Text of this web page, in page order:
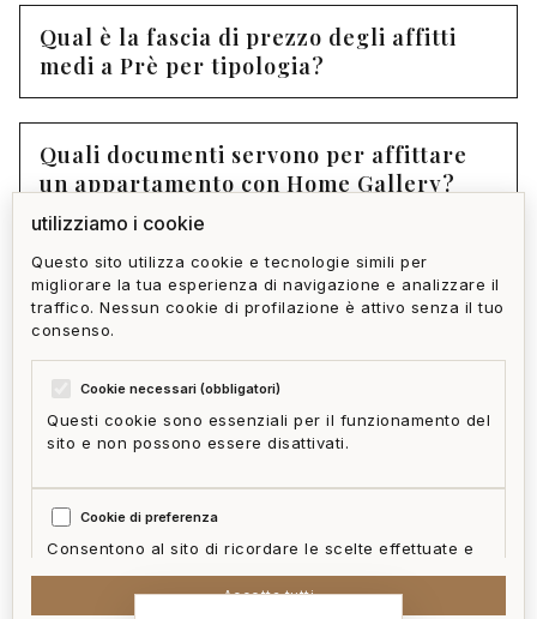
Qual è la fascia di prezzo degli affitti
medi a Prè per tipologia?
Quali documenti servono per affittare
un appartamento con Home Gallery?
Quanto tempo richiede mediamente
trovare un appartamento in affitto a
Prè?
McFrancis
mappa del sito
utilizziamo i cookie
Questo sito utilizza cookie e tecnologie simili per
migliorare la tua esperienza di navigazione e analizzare il
traffico. Nessun cookie di profilazione è attivo senza il tuo
consenso.
Cookie necessari (obbligatori)
Questi cookie sono essenziali per il funzionamento del
sito e non possono essere disattivati.
Cookie di preferenza
Consentono al sito di ricordare le scelte effettuate e
Accetta tutti